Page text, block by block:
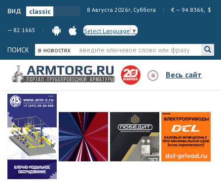
вид 8 Августа 2026г, Суббота € — 94.8366, $
— 82.1665 Select Language ▼
ПОИСК в новостях
Весь сайт